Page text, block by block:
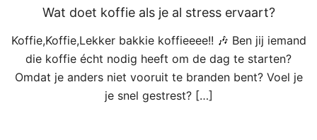
Wat doet koffie als je al stress ervaart?
Koffie,Koffie,Lekker bakkie koffieeee!! 🎶 Ben jij iemand
die koffie écht nodig heeft om de dag te starten?
Omdat je anders niet vooruit te branden bent? Voel je
je snel gestrest? […]